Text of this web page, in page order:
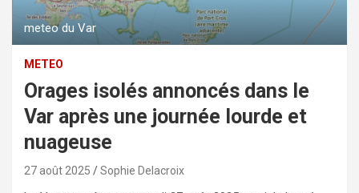
meteo du Var
METEO
Orages isolés annoncés dans le
Var après une journée lourde et
nuageuse
27 août 2025 Sophie Delacroix